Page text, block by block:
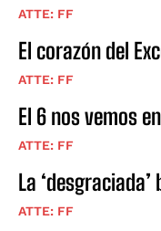
ATTE: FF
El corazón del
ATTE: FF
El 6 nos vemos
ATTE: FF
La
ATTE: FF